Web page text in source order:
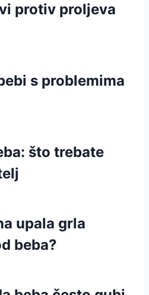
protiv proljeva
s problemima
što trebate
upala grla
beba?